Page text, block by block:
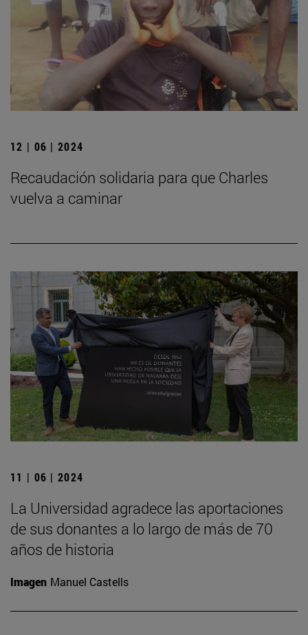
12 | 06 | 2024
Recaudación solidaria para que Charles
vuelva a caminar
11 | 06 | 2024
La Universidad agradece las aportaciones
de sus donantes a lo largo de más de 70
años de historia
Imagen Manuel Castells